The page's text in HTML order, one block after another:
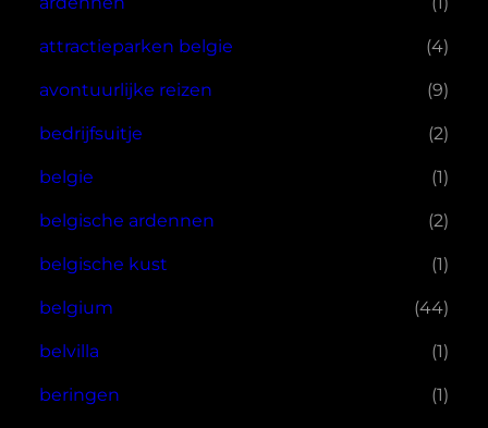
attractieparken belgie (4)
avontuurlijke reizen (9)
bedrijfsuitje (2)
belgie (1)
belgische ardennen (2)
belgische kust (1)
belgium (44)
belvilla (1)
beringen (1)